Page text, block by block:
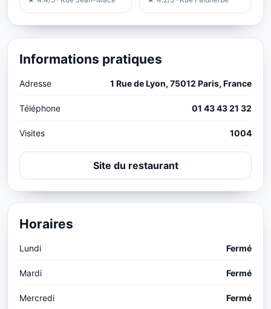
Informations pratiques
Adresse 1 Rue de Lyon, 75012 Paris, France
Téléphone 01 43 43 21 32
Visites 1004
Site du restaurant
Horaires
Lundi Fermé
Mardi Fermé
Mercredi Fermé